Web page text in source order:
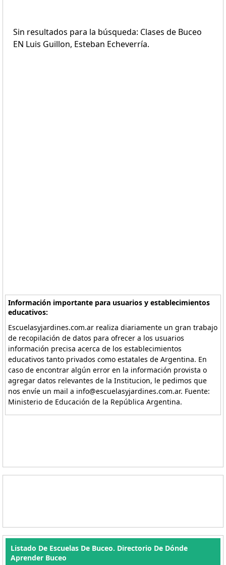
Sin resultados para la búsqueda: Clases de Buceo
EN Luis Guillon, Esteban Echeverría.
Información importante para usuarios y establecimientos
educativos:
Escuelasyjardines.com.ar realiza diariamente un gran trabajo
de recopilación de datos para ofrecer a los usuarios
información precisa acerca de los establecimientos
educativos tanto privados como estatales de Argentina. En
caso de encontrar algún error en la información provista o
agregar datos relevantes de la Institucion, le pedimos que
nos envíe un mail a info@escuelasyjardines.com.ar. Fuente:
Ministerio de Educación de la República Argentina.
Listado De Escuelas De Buceo. Directorio De Dónde
Aprender Buceo